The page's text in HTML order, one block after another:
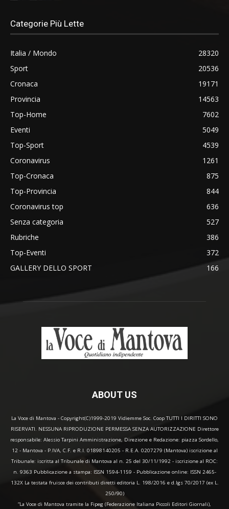
Categorie Più Lette
Italia / Mondo
28320
Sport
20536
Cronaca
19171
Provincia
14563
Top-Home
7602
Eventi
5049
Top-Sport
4539
Coronavirus
1261
Top-Cronaca
875
Top-Provincia
844
Coronavirus top
636
Senza categoria
527
Rubriche
386
Top-Eventi
372
GALLERY DELLO SPORT
166
ABOUT US
La Voce di Mantova - Copyright(C)1999-2019 Vidiemme Soc. Coop TUTTI I DIRITTI SONO
RISERVATI. NESSUNA RIPRODUZIONE PERMESSA SENZA AUTORIZZAZIONE Direttore
responsabile: Alessio Tarpini Amministrazione, Direzione e Redazione: piazza Sordello,
12 - Mantova - P.IVA, C.F. e R.I. 01898140205 - R.E.A. 0207279 (Mantova) iscrizione al
Tribunale: iscritta al Tribunale di Mantova al n. 25 del 30/11/1992 - iscrizione al ROC:
n. 9363 Pubblicazione a stampa: ISSN 1594-1159 - Pubblicazione online: ISSN 2465-
132X La testata fruisce dei contributi diretti editoria L. 198/2016 e d.lgs 70/2017 (ex L.
250/90)
“La Voce di Mantova tramite la Fipeg (Federazione Italiana Piccoli Editori Giornali),